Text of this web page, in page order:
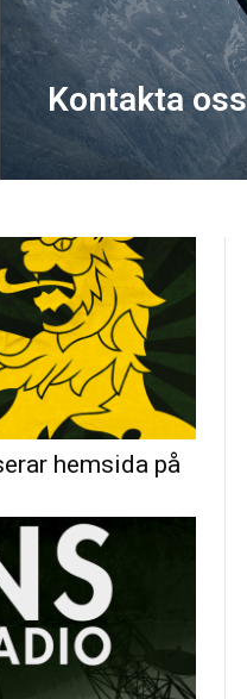
Kontakta oss
hemsida på